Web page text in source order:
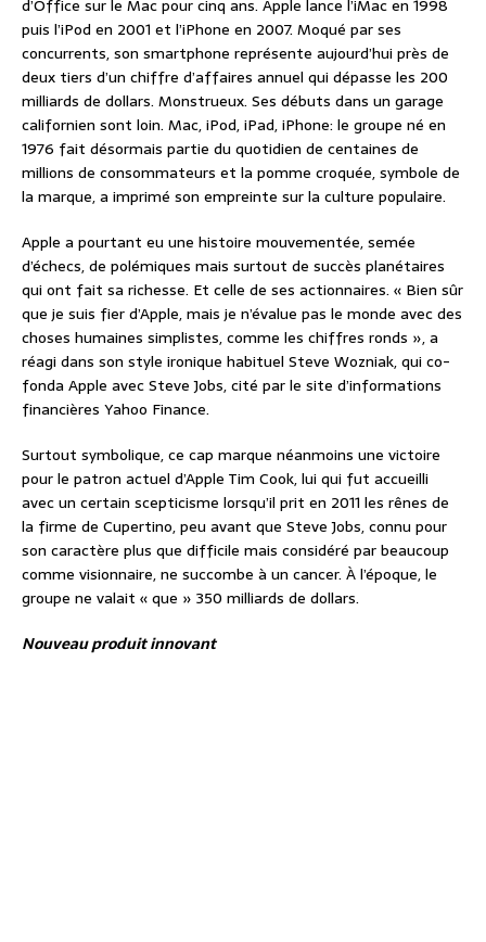
d’Office sur le Mac pour cinq ans. Apple lance l’iMac en 1998
puis l’iPod en 2001 et l’iPhone en 2007. Moqué par ses
concurrents, son smartphone représente aujourd’hui près de
deux tiers d’un chiffre d’affaires annuel qui dépasse les 200
milliards de dollars. Monstrueux. Ses débuts dans un garage
californien sont loin. Mac, iPod, iPad, iPhone: le groupe né en
1976 fait désormais partie du quotidien de centaines de
millions de consommateurs et la pomme croquée, symbole de
la marque, a imprimé son empreinte sur la culture populaire.
Apple a pourtant eu une histoire mouvementée, semée
d’échecs, de polémiques mais surtout de succès planétaires
qui ont fait sa richesse. Et celle de ses actionnaires. « Bien sûr
que je suis fier d’Apple, mais je n’évalue pas le monde avec des
choses humaines simplistes, comme les chiffres ronds », a
réagi dans son style ironique habituel Steve Wozniak, qui co-
fonda Apple avec Steve Jobs, cité par le site d’informations
financières Yahoo Finance.
Surtout symbolique, ce cap marque néanmoins une victoire
pour le patron actuel d’Apple Tim Cook, lui qui fut accueilli
avec un certain scepticisme lorsqu’il prit en 2011 les rênes de
la firme de Cupertino, peu avant que Steve Jobs, connu pour
son caractère plus que difficile mais considéré par beaucoup
comme visionnaire, ne succombe à un cancer. À l’époque, le
groupe ne valait « que » 350 milliards de dollars.
Nouveau produit innovant